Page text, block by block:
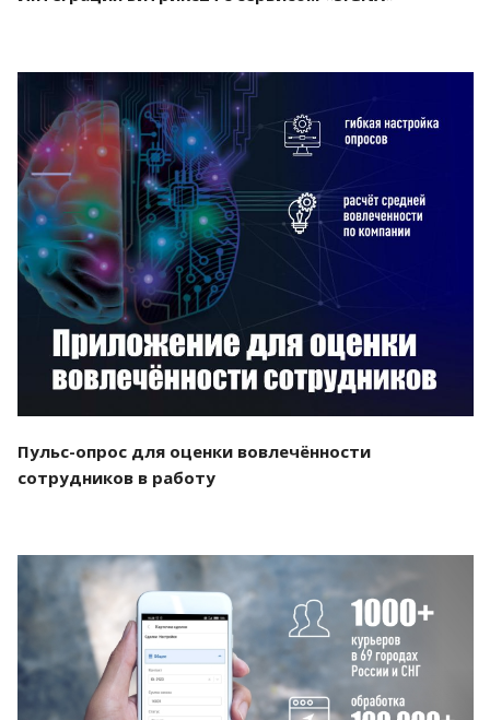
Смотреть проект
Пульс-опрос для оценки вовлечённости
сотрудников в работу